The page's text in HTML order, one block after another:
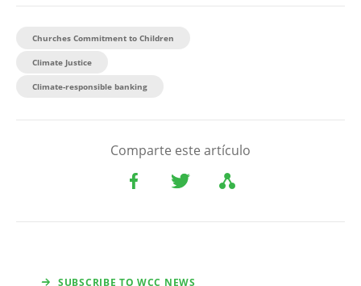
Churches Commitment to Children
Climate Justice
Climate-responsible banking
Comparte este artículo
SUBSCRIBE TO WCC NEWS